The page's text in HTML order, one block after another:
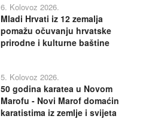
6. Kolovoz 2026.
Mladi Hrvati iz 12 zemalja
pomažu očuvanju hrvatske
prirodne i kulturne baštine
5. Kolovoz 2026.
50 godina karatea u Novom
Marofu - Novi Marof domaćin
karatistima iz zemlje i svijeta